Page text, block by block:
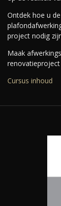
Ontdek hoe u
project nodig
Maak
Cursus inhoud